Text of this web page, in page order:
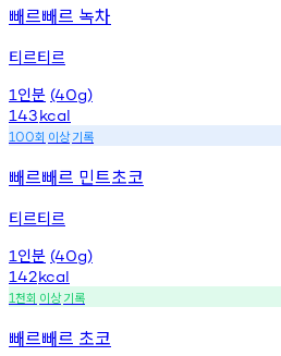
빼르빼르 녹차
티르티르
1 인분 (40g)
143kcal
100회 이상기록
빼르빼르 민트초코
티르티르
1 인분 (40g)
142kcal
1천회 이상기록
빼르빼르 초코